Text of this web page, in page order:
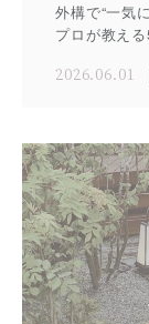
外構で“一気
プロが教え
2026.06.01